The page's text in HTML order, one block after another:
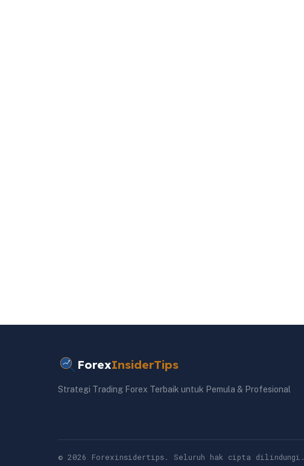
ForexInsiderTips
Strategi Trading Forex Terbaik untuk Pemula & Profesional
© 2026 Forexinsidertips. Seluruh hak cipta dilindungi.